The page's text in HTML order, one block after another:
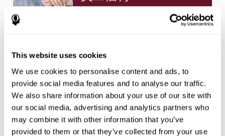
This website uses cookies
We use cookies to personalise content and ads, to
provide social media features and to analyse our traffic.
We also share information about your use of our site with
our social media, advertising and analytics partners who
may combine it with other information that you’ve
provided to them or that they’ve collected from your use
白标 合作伙伴